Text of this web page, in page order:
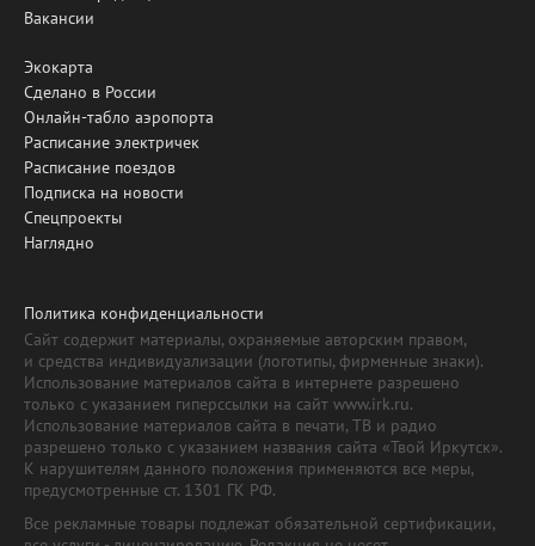
Вакансии
Экокарта
Сделано в России
Онлайн-табло аэропорта
Расписание электричек
Расписание поездов
Подписка на новости
Спецпроекты
Наглядно
Политика конфиденциальности
Сайт содержит материалы, охраняемые авторским правом,
и средства индивидуализации (логотипы, фирменные знаки).
Использование материалов сайта в интернете разрешено
только с указанием гиперссылки на сайт www.irk.ru.
Использование материалов сайта в печати, ТВ и радио
разрешено только с указанием названия сайта «Твой Иркутск».
К нарушителям данного положения применяются все меры,
предусмотренные ст. 1301 ГК РФ.
Все рекламные товары подлежат обязательной сертификации,